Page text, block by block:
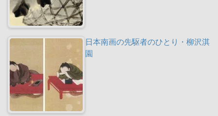
日本南画の先駆者のひとり・柳沢淇
園